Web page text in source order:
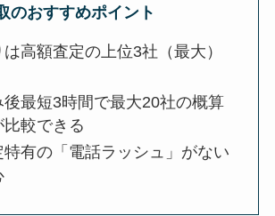
のおすすめポイント
高額査定の上位3社（最大）
後最短3時間で最大20社の概算
較できる
有の「電話ラッシュ」がない